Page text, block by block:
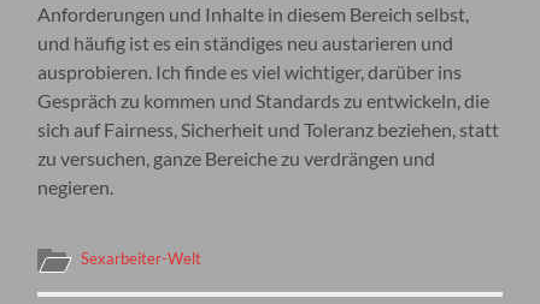
Anforderungen und Inhalte in diesem Bereich selbst,
und häufig ist es ein ständiges neu austarieren und
ausprobieren. Ich finde es viel wichtiger, darüber ins
Gespräch zu kommen und Standards zu entwickeln, die
sich auf Fairness, Sicherheit und Toleranz beziehen, statt
zu versuchen, ganze Bereiche zu verdrängen und
negieren.
Sexarbeiter-Welt